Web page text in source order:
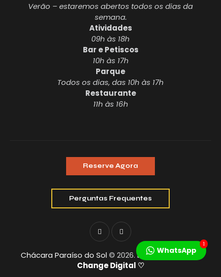
Verão – estaremos abertos todos os dias da
semana.
Atividades
09h às 18h
Bar e Petiscos
10h às 17h
Parque
Todos os dias, das 10h às 17h
Restaurante
11h às 16h
Reserve Agora
Perguntas Frequentes
Chácara Paraíso do Sol© 2026. Desenvolvido por
Change Digital ♡
WhatsApp
1
Tocador
de